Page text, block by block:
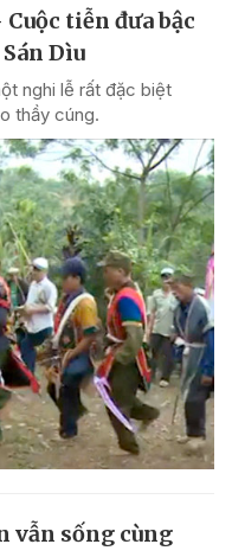
tiễn đưa bậc
Dìu
nghi lễ rất đặc biệt
thầy cúng.
vẫn sống cùng